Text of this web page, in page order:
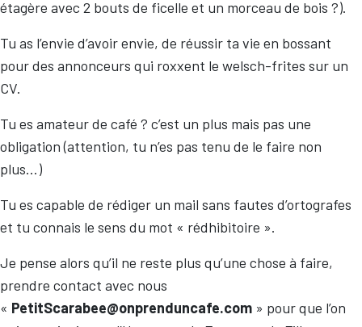
étagère avec 2 bouts de ficelle et un morceau de bois ?).
Tu as l’envie d’avoir envie, de réussir ta vie en bossant
pour des annonceurs qui roxxent le welsch-frites sur un
CV.
Tu es amateur de café ? c’est un plus mais pas une
obligation (attention, tu n’es pas tenu de le faire non
plus…)
Tu es capable de rédiger un mail sans fautes d’ortografes
et tu connais le sens du mot « rédhibitoire ».
Je pense alors qu’il ne reste plus qu’une chose à faire,
prendre contact avec nous
« PetitScarabee@onprenduncafe.com » pour que l’on